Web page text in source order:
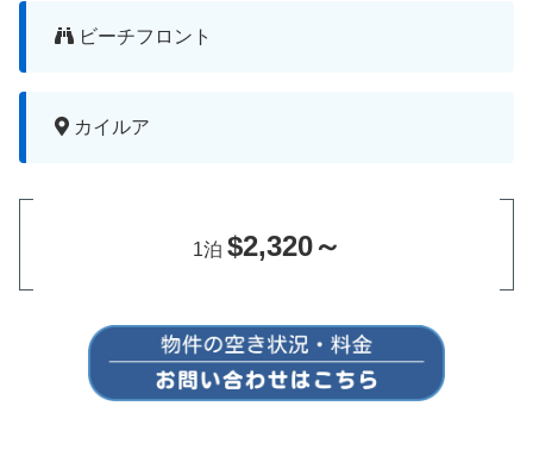
ビーチフロント
カイルア
1泊 $2,320～